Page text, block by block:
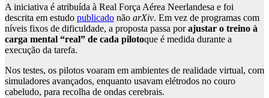
A iniciativa é atribuída à Real Força Aérea Neerlandesa e foi
descrita em estudo publicado não arXiv. Em vez de programas com
níveis fixos de dificuldade, a proposta passa porajustar o treino à
carga mental “real” de cada pilotoque é medida durante a
execução da tarefa.
Nos testes, os pilotos voaram em ambientes de realidade virtual, com
simuladores avançados, enquanto usavam elétrodos no couro
cabeludo, para recolha de ondas cerebrais.